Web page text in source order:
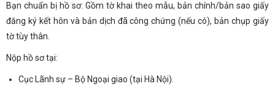
Bạn chuẩn bị hồ sơ: Gồm tờ khai theo mẫu, bản chính/bản sao giấy
đăng ký kết hôn và bản dịch đã công chứng (nếu có), bản chụp giấy
tờ tùy thân.
Nộp hồ sơ tại:
Cục Lãnh sự – Bộ Ngoại giao (tại Hà Nội).